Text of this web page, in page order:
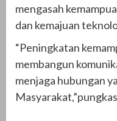
mengasah
dan kemajuan
“Peningkatan
membangun
menjaga hubungan